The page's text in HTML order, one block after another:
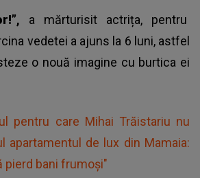
, a mărturisit actrița, pentru
vedetei a ajuns la 6 luni, astfel
o nouă imagine cu burtica ei
pentru care Mihai Trăistariu nu
apartamentul de lux din Mamaia:
pierd bani frumoși"